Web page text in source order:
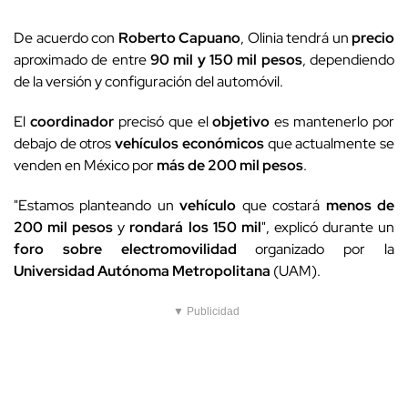
De acuerdo con Roberto Capuano, Olinia tendrá unprecio
aproximado de entre90 mil y 150 mil pesos, dependiendo
de la versión y configuración del automóvil.
El coordinadorprecisó que elobjetivo es mantenerlo por
debajo de otrosvehículos económicosque actualmente se
venden en México pormás de 200 mil pesos.
"Estamos planteando unvehículo que costará menos de
200 mil pesos yrondará los 150 mil", explicó durante un
foro sobre electromovilidad organizado por la
Universidad Autónoma Metropolitana (UAM).
▼ Publicidad